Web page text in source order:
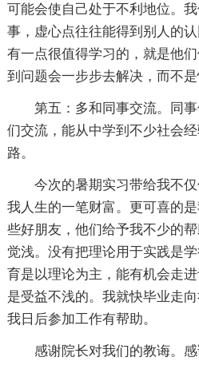
可能会使自己处于不利地位。
事，虚心点往往能得到别人的
有一点很值得学习的，就是他
到问题会一步步去解决，而不是
第五：多和同事交流。同
们交流，能从中学到不少社会
路。
今次的暑期实习带给我不
我人生的一笔财富。更可喜的
些好朋友，他们给予我不少的
觉浅。没有把理论用于实践是
育是以理论为主，能有机会走
是受益不浅的。我就快毕业走
我日后参加工作有帮助。
感谢院长对我们的教诲。